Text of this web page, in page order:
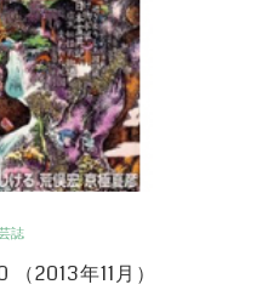
誌
2013年11月）